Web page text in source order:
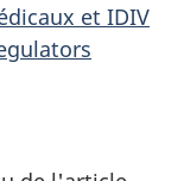
et IDIV